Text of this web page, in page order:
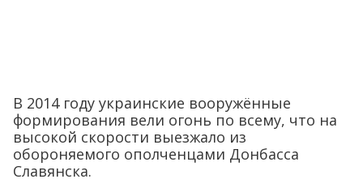
В 2014 году украинские вооружённые
формирования вели огонь по всему, что на
высокой скорости выезжало из
обороняемого ополченцами Донбасса
Славянска.